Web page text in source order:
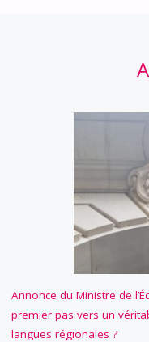
Annonce du Ministre de
premier pas vers un
langues régionales ?